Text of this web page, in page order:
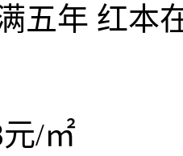
五年 红本
/㎡